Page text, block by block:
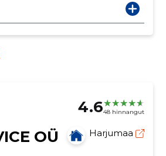
4.648 hinnangut
OÜ Harjumaa